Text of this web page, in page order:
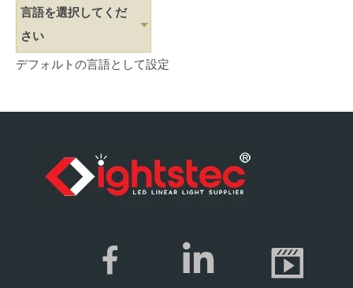
言語を選択してくだ
さい
デフォルトの言語として設定